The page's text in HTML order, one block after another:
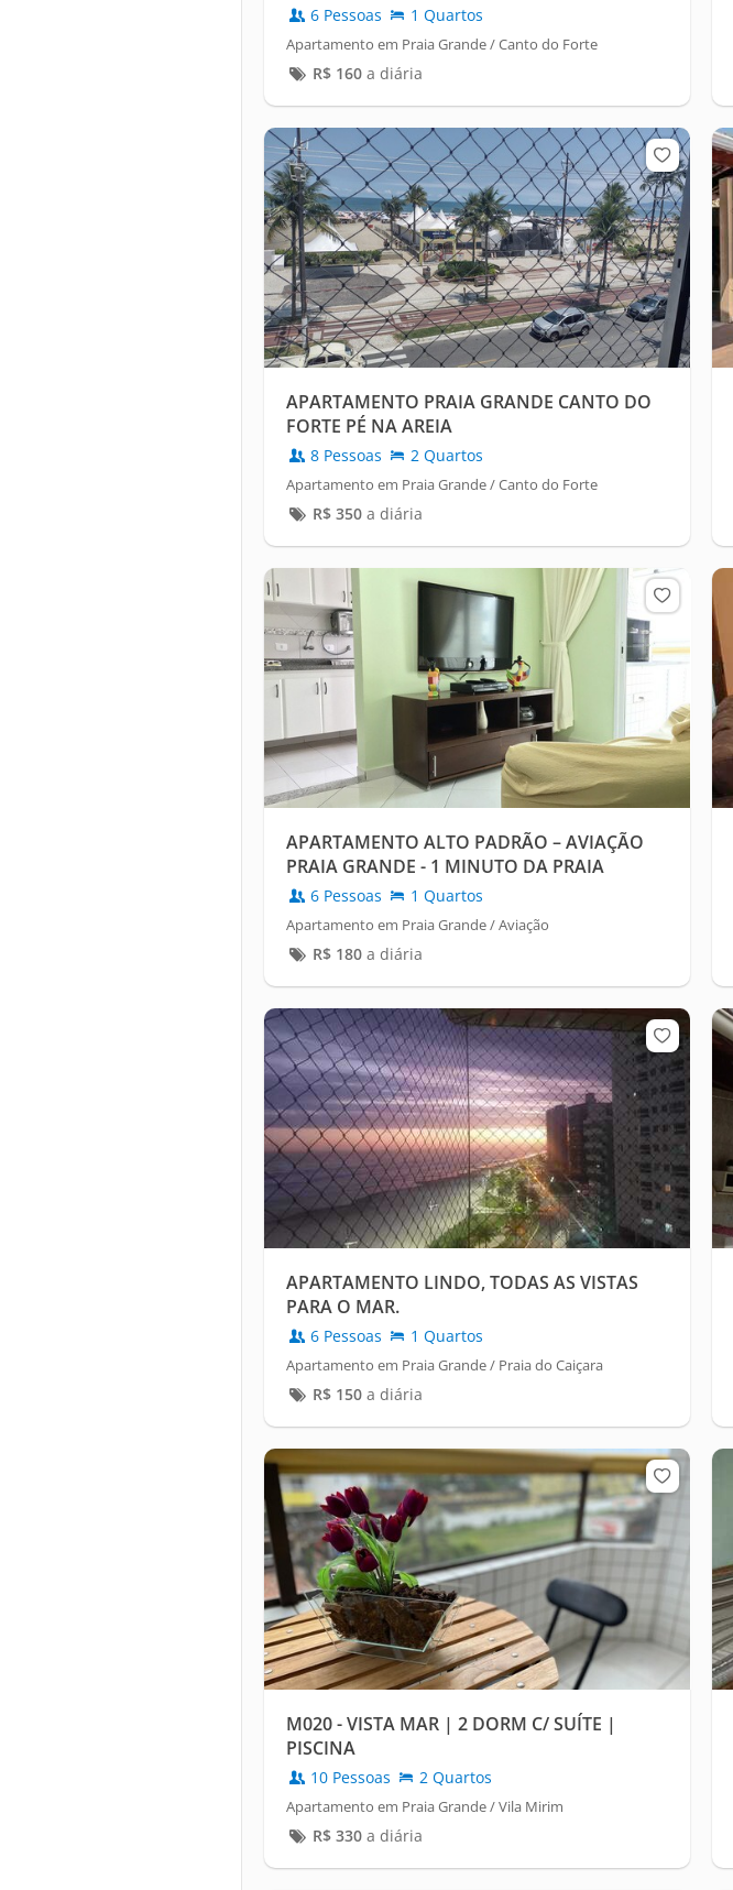
6 Pessoas 1 Quartos
Apartamento em Praia Grande / Canto do Forte
R$ 160a diária
APARTAMENTO PRAIA GRANDE CANTO DO
FORTE PÉ NA AREIA
8 Pessoas 2 Quartos
Apartamento em Praia Grande / Canto do Forte
R$ 350a diária
APARTAMENTO ALTO PADRÃO – AVIAÇÃO
PRAIA GRANDE - 1 MINUTO DA PRAIA
6 Pessoas 1 Quartos
Apartamento em Praia Grande / Aviação
R$ 180a diária
APARTAMENTO LINDO, TODAS AS VISTAS
PARA O MAR.
6 Pessoas 1 Quartos
Apartamento em Praia Grande / Praia do Caiçara
R$ 150a diária
M020 - VISTA MAR | 2 DORM C/ SUÍTE |
PISCINA
10 Pessoas 2 Quartos
Apartamento em Praia Grande / Vila Mirim
R$ 330a diária